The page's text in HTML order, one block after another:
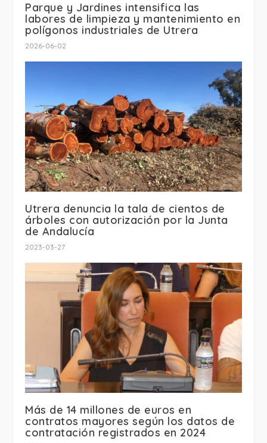
Parque y Jardines intensifica las
labores de limpieza y mantenimiento en
polígonos industriales de Utrera
2026-06-02
Utrera denuncia la tala de cientos de
árboles con autorización por la Junta
de Andalucía
2023-03-27
Más de 14 millones de euros en
contratos mayores según los datos de
contratación registrados en 2024